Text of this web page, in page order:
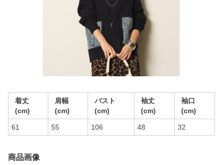
着丈
(cm)
肩幅
(cm)
バスト
(cm)
袖丈
(cm)
袖口
(cm)
61 55 106 48 32
商品画像